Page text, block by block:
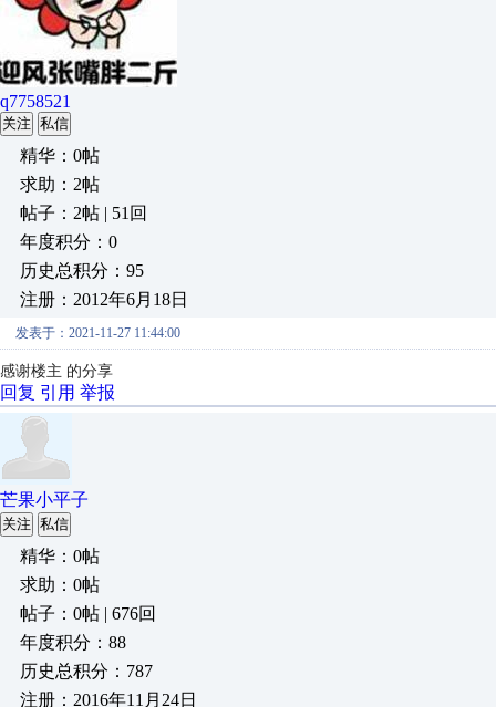
q7758521
关注 私信
精华：0帖
求助：2帖
帖子：2帖 | 51回
年度积分：0
历史总积分：95
注册：2012年6月18日
发表于：2021-11-27 11:44:00
感谢楼主 的分享
回复 引用 举报
芒果小平子
关注 私信
精华：0帖
求助：0帖
帖子：0帖 | 676回
年度积分：88
历史总积分：787
注册：2016年11月24日